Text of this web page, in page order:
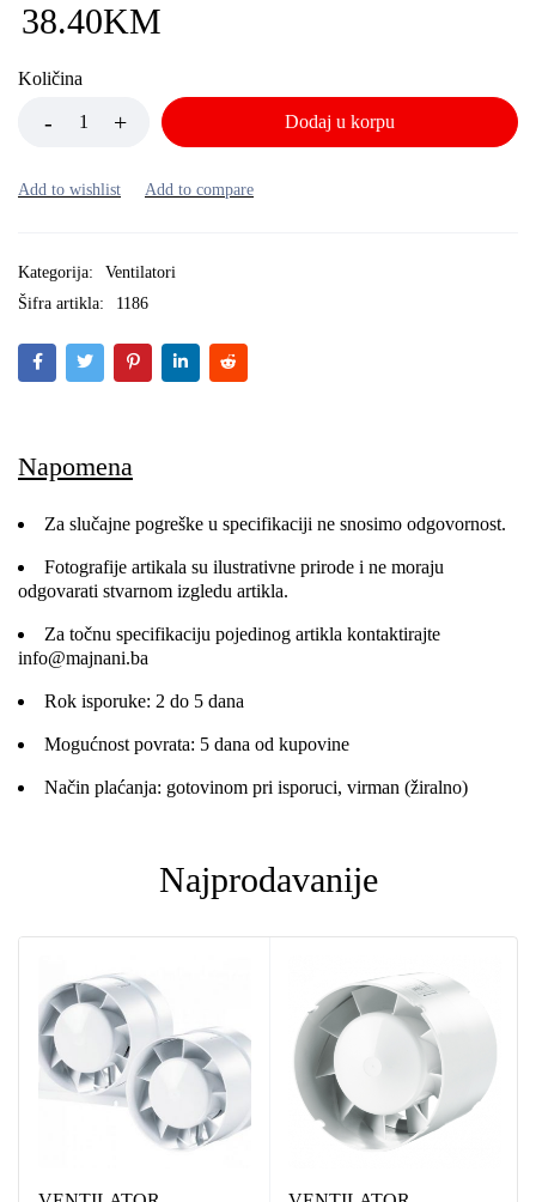
38.40KM
Količina
Dodaj u korpu
Kategorija:
Ventilatori
Šifra artikla:
1186
Napomena
Za slučajne pogreške u specifikaciji ne snosimo odgovornost.
Fotografije artikala su ilustrativne prirode i ne moraju
odgovarati stvarnom izgledu artikla.
Za točnu specifikaciju pojedinog artikla kontaktirajte
info@majnani.ba
Rok isporuke: 2 do 5 dana
Mogućnost povrata: 5 dana od kupovine
Način plaćanja: gotovinom pri isporuci, virman (žiralno)
Najprodavanije